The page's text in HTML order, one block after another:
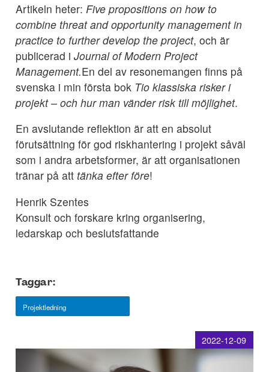
Artikeln heter: Five propositions on how to
combine threat and opportunity management in
practice to further develop the project, och är
publicerad i Journal of Modern Project
Management.En del av resonemangen finns på
svenska i min första bok Tio klassiska risker i
projekt – och hur man vänder risk till möjlighet.
En avslutande reflektion är att en absolut
förutsättning för god riskhantering i projekt såväl
som i andra arbetsformer, är att organisationen
tränar på att tänka efter före!
Henrik Szentes
Konsult och forskare kring organisering,
ledarskap och beslutsfattande
Taggar:
Projektledning
2022-12-09